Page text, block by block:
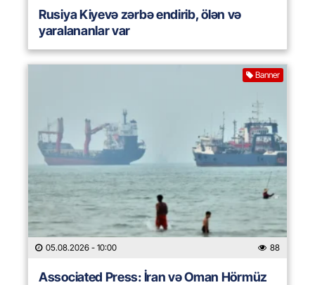
Rusiya Kiyevə zərbə endirib, ölən və
yaralananlar var
Banner
05.08.2026 - 10:00 88
Associated Press: İran və Oman Hörmüz